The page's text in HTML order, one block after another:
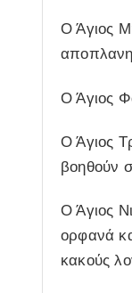
Ο Άγιος
Ο Άγιος
Ο Άγιος
βοηθούν
Ο Άγιος
ορφανά
κακούς